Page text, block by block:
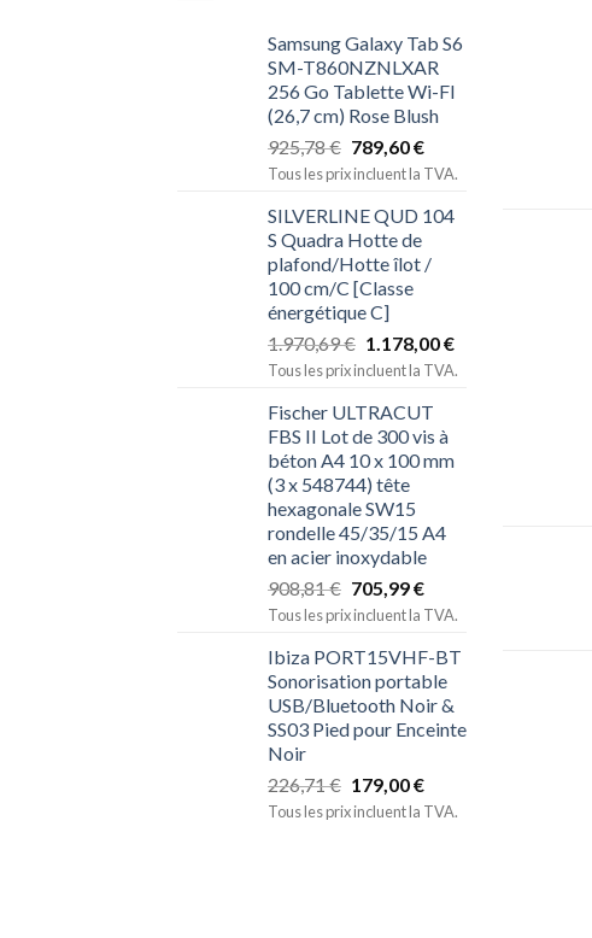
Samsung Galaxy Tab S6
SM-T860NZNLXAR
256 Go Tablette Wi-FI
(26,7 cm) Rose Blush
925,78€ 789,60€
Tous les prix incluent la TVA.
SILVERLINE QUD 104
S Quadra Hotte de
plafond/Hotte îlot /
100 cm/C [Classe
énergétique C]
1.970,69€ 1.178,00€
Tous les prix incluent la TVA.
Fischer ULTRACUT
FBS II Lot de 300 vis à
béton A4 10 x 100 mm
(3 x 548744) tête
hexagonale SW15
rondelle 45/35/15 A4
en acier inoxydable
908,81€ 705,99€
Tous les prix incluent la TVA.
Ibiza PORT15VHF-BT
Sonorisation portable
USB/Bluetooth Noir &
SS03 Pied pour Enceinte
Noir
226,71€ 179,00€
Tous les prix incluent la TVA.